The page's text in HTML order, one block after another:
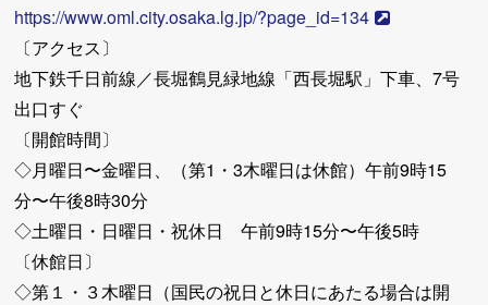
https://www.oml.city.osaka.lg.jp/?page_id=134
〔アクセス〕
地下鉄千日前線／長堀鶴見緑地線「西長堀駅」下車、7号
出口すぐ
〔開館時間〕
◇月曜日〜金曜日、（第1・3木曜日は休館）午前9時15
分〜午後8時30分
◇土曜日・日曜日・祝休日 午前9時15分〜午後5時
〔休館日〕
◇第１・３木曜日（国民の祝日と休日にあたる場合は開